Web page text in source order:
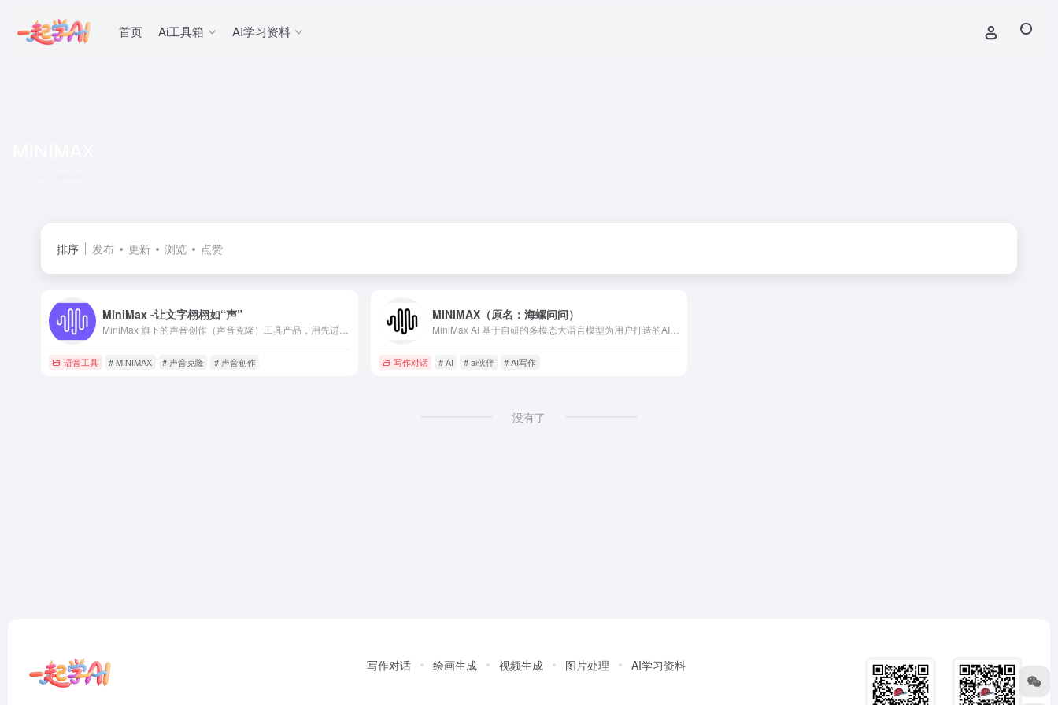
首页 Ai工具箱 AI学习资料
排序 发布 更新 浏览 点赞
MiniMax -让文字栩栩如“声”
语音工具 # MINIMAX # 声音克隆 # 声音创作
MINIMAX（原名：海螺问问）
MiniMax AI 基于自研的多模态大语言模型为用户打造的AI伙伴，可以帮你智能搜索问答、精准识图解析、沉浸语音通话、专业/创意写作、文档速读总结、还有独家悬浮球功能帮你把琐事化繁为简。10倍速获取信息，10倍速解决问题。从学生到打工人，或者是自由工作者、创作者，不管你是任何角色都可以随时召唤它，上手即用，张嘴就问，无论是AI写作、AI搜题、AI办公、AI翻译、AI编程、AI创作、AI文档总结，还是陪你AI聊天、AI对话、口语陪练、模拟面试。它是你全能的AI助手。
写作对话 # AI # ai伙伴 # AI写作
没有了
写作对话 绘画生成 视频生成 图片处理 AI学习资料